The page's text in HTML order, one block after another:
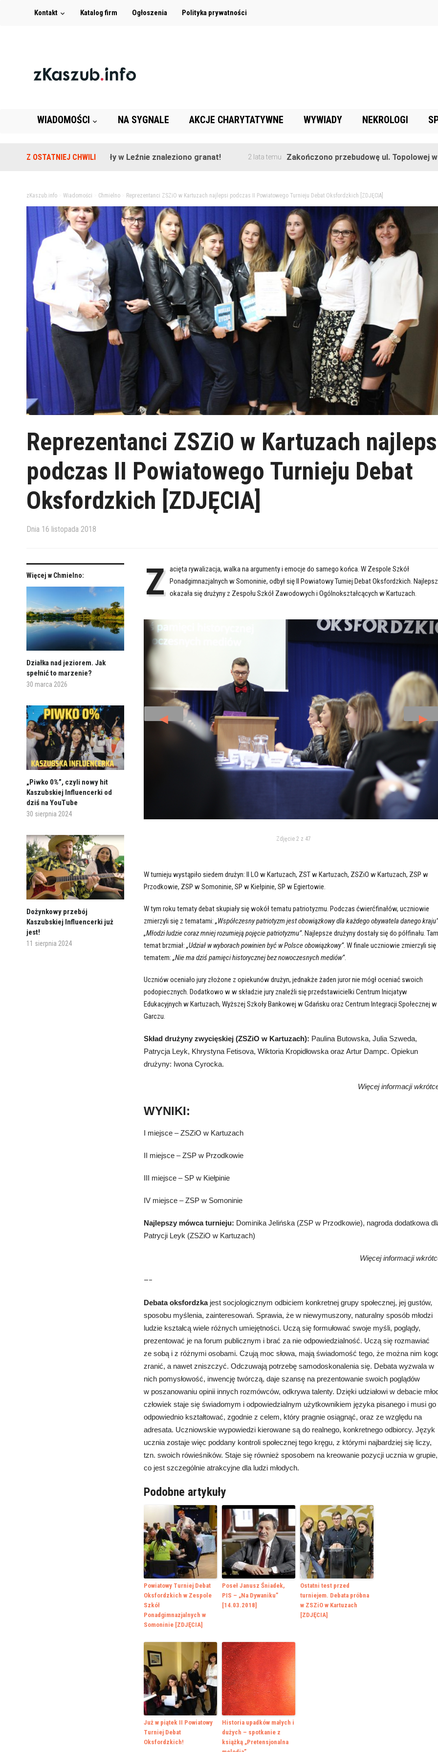
Kontakt Katalog firm Ogłoszenia Polityka prywatności
WIADOMOŚCI NA SYGNALE AKCJE CHARYTATYWNE WYWIADY NEKROLOGI
Z OSTATNIEJ CHWILI
Na terenie szkoły w Leźnie znaleziono granat! 2 lata temu Zakończono przebudowę ul. Topolowej w
zKaszub.info> Wiadomości Chmielno> Reprezentanci ZSZiO w Kartuzach najlepsi podczas II Powiatowego Turnieju Debat Oksfordzkich [ZDJĘCIA]
Reprezentanci ZSZiO w Kartuzach
podczas II Powiatowego Turnieju Debat
Oksfordzkich [ZDJĘCIA]
Dnia 16 listopada 2018
Więcej w Chmielno:
Działka nad jeziorem. Jak
spełnić to marzenie?
30 marca 2026
„Piwko 0%”, czyli nowy hit
Kaszubskiej Influencerki od
dziś na YouTube
30 sierpnia 2024
Dożynkowy przebój
Kaszubskiej Influencerki już
jest!
11 sierpnia 2024
Z acięta rywalizacja, walka na argumenty i emocje do samego końca. W Zespole Szkół
Ponadgimnazjalnych w Somoninie, odbył się II Powiatowy Turniej Debat Oksfordzkich.
okazała się drużyny z Zespołu Szkół Zawodowych i Ogólnokształcących w Kartuzach.
◄ ►
Zdjęcie 2 z 47
W turnieju wystąpiło siedem drużyn: II LO w Kartuzach, ZST w Kartuzach, ZSZiO w Kartuzach, ZSP w
Przodkowie, ZSP w Somoninie, SP w Kiełpinie, SP w Egiertowie.
W tym roku tematy debat skupiały się wokół tematu patriotyzmu. Podczas ćwierćfinałów, uczniowie
zmierzyli się z tematami: „Współczesny patriotyzm jest obowiązkowy dla każdego obywatela danego kraju”
„Młodzi ludzie coraz mniej rozumieją pojęcie patriotyzmu”. Najlepsze drużyny dostały się do półfinału. Tam
temat brzmiał: „Udział w wyborach powinien być w Polsce obowiązkowy”. W finale uczniowie zmierzyli się
tematem: „Nie ma dziś pamięci historycznej bez nowoczesnych mediów”.
Uczniów oceniało jury złożone z opiekunów drużyn, jednakże żaden juror nie mógł oceniać swoich
podopiecznych. Dodatkowo w w składzie jury znaleźli się przedstawicielki Centrum Inicjatyw
Edukacyjnych w Kartuzach, Wyższej Szkoły Bankowej w Gdańsku oraz Centrum Integracji Społecznej w
Garczu.
Skład drużyny zwycięskiej (ZSZiO w Kartuzach): Paulina Butowska, Julia Szweda,
Patrycja Leyk, Khrystyna Fetisova, Wiktoria Kropidłowska oraz Artur Dampc. Opiekun
drużyny: Iwona Cyrocka.
Więcej informacji
WYNIKI:
I miejsce – ZSZiO w Kartuzach
II miejsce – ZSP w Przodkowie
III miejsce – SP w Kiełpinie
IV miejsce – ZSP w Somoninie
Najlepszy mówca turnieju: Dominika Jelińska (ZSP w Przodkowie), nagroda dodatkowa
Patrycji Leyk (ZSZiO w Kartuzach)
Więcej informacji
—–
Debata oksfordzkajest socjologicznym odbiciem konkretnej grupy społecznej, jej gustów,
sposobu myślenia, zainteresowań. Sprawia, że w niewymuszony, naturalny sposób młodzi
ludzie kształcą wiele różnych umiejętności. Uczą się formułować swoje myśli, poglądy,
prezentować je na forum publicznym i brać za nie odpowiedzialność. Uczą się rozmawiać
ze sobą i z różnymi osobami. Czują moc słowa, mają świadomość tego, że można nim
zranić, a nawet zniszczyć. Odczuwają potrzebę samodoskonalenia się. Debata wyzwala w
nich pomysłowość, inwencję twórczą, daje szansę na prezentowanie swoich poglądów
w poszanowaniu opinii innych rozmówców, odkrywa talenty. Dzięki udziałowi w debacie
człowiek staje się świadomym i odpowiedzialnym użytkownikiem języka pisanego i musi go
odpowiednio kształtować, zgodnie z celem, który pragnie osiągnąć, oraz ze względu na
adresata. Uczniowskie wypowiedzi kierowane są do realnego, konkretnego odbiorcy. Język
ucznia zostaje więc poddany kontroli społecznej tego kręgu, z którymi najbardziej się liczy,
tzn. swoich rówieśników. Staje się również sposobem na kreowanie pozycji ucznia w grupie,
co jest szczególnie atrakcyjne dla ludzi młodych.
Podobne artykuły
Powiatowy Turniej Debat
Oksfordzkich w Zespole
Szkół
Ponadgimnazjalnych w
Somoninie [ZDJĘCIA]
Poseł Janusz Śniadek,
PIS – „Na Dywaniku”
[14.03.2018]
Ostatni test przed
turniejem. Debata próbna
w ZSZiO w Kartuzach
[ZDJĘCIA]
Już w piątek II Powiatowy
Turniej Debat
Oksfordzkich!
Historia upadków małych i
dużych – spotkanie z
książką „Pretensjonalna